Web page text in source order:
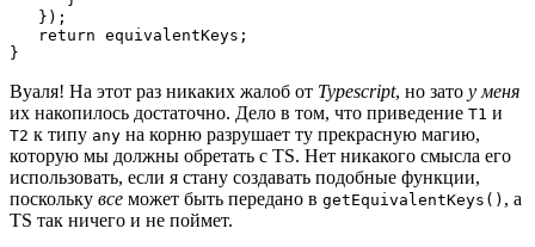
}
Вуаля! На этот раз никаких жалоб от Typescript, но зато у меня
их накопилось достаточно. Дело в том, что приведение T1 и
T2 к типу any на корню разрушает ту прекрасную магию,
которую мы должны обретать с TS. Нет никакого смысла его
использовать, если я стану создавать подобные функции,
поскольку все может быть передано в getEquivalentKeys() , а
TS так ничего и не поймет.